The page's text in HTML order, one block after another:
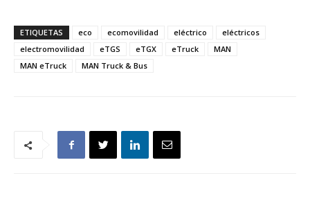
ETIQUETAS eco ecomovilidad eléctrico
eléctricos
electromovilidad
eTGS eTGX eTruck
MAN
MAN eTruck
MAN Truck & Bus